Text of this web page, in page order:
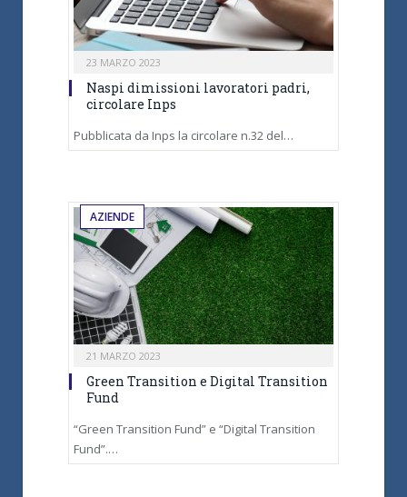
23 MARZO 2023
Naspi dimissioni lavoratori padri,
circolare Inps
Pubblicata da Inps la circolare n.32 del…
AZIENDE
21 MARZO 2023
Green Transition e Digital Transition
Fund
“Green Transition Fund” e “Digital Transition
Fund”.…